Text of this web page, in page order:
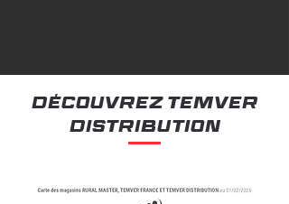
découvrez temver
distribution